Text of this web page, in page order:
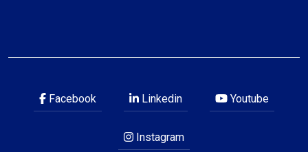
Facebook Linkedin Youtube
Instagram